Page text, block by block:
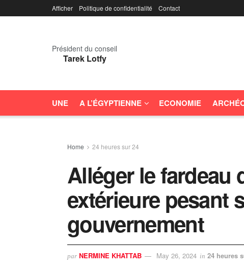
Afficher Politique de confidentialité Contact
Président du conseil
Tarek Lotfy
UNE A L’ÉGYPTIENNE ECONOMIE
Home 24 heures sur 24
Alléger le fardeau
extérieure pesant
gouvernement
par NERMINE KHATTAB May 26, 2024 in 24 heures